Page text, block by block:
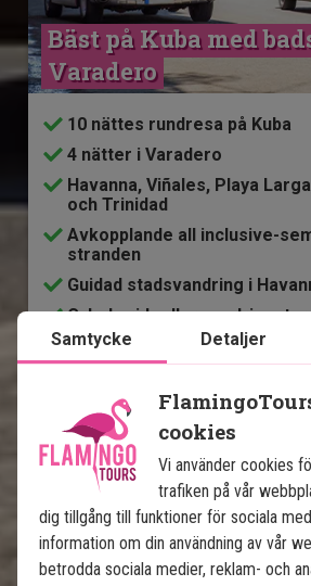
Bäst på Kuba med
Varadero
10 nättes rundresa på Kuba
4 nätter i Varadero
Havanna, Viñales, Playa
och Trinidad
Avkopplande all inclusive-
stranden
Guidad stadsvandring i
Cykel-, rid- eller vandringstur
Alla transfers ingår
Ingår i priset
16 dagar
pers. från 27 995
Samtycke Detaljer
cookies
Vi använder cookies
trafiken på vår
dig tillgång till funktioner för sociala
information om din användning av vår
betrodda sociala medier, reklam- och